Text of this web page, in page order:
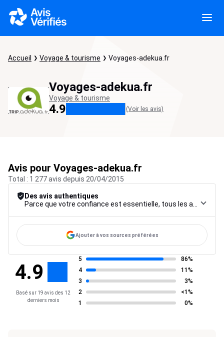
Accueil Voyage & tourisme Voyages-adekua.fr
Voyages-adekua.fr
Voyage & tourisme
4.9 (Voir les avis)
Avis pour Voyages-adekua.fr
Total : 1 277 avis depuis 20/04/2015
Des avis authentiques
Ajouter à vos sources préférées
4.9
Basé sur 19 avis des 12
derniers mois
5
86%
4
11%
3
3%
2
<1%
1
0%